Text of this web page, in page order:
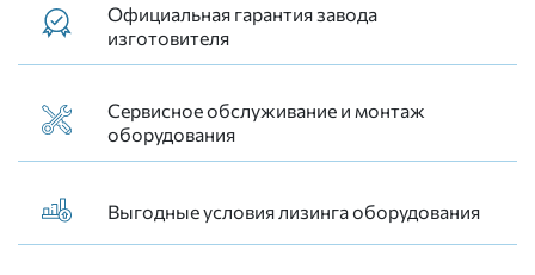
Официальная гарантия завода
изготовителя
Сервисное обслуживание и монтаж
оборудования
Выгодные условия лизинга оборудования